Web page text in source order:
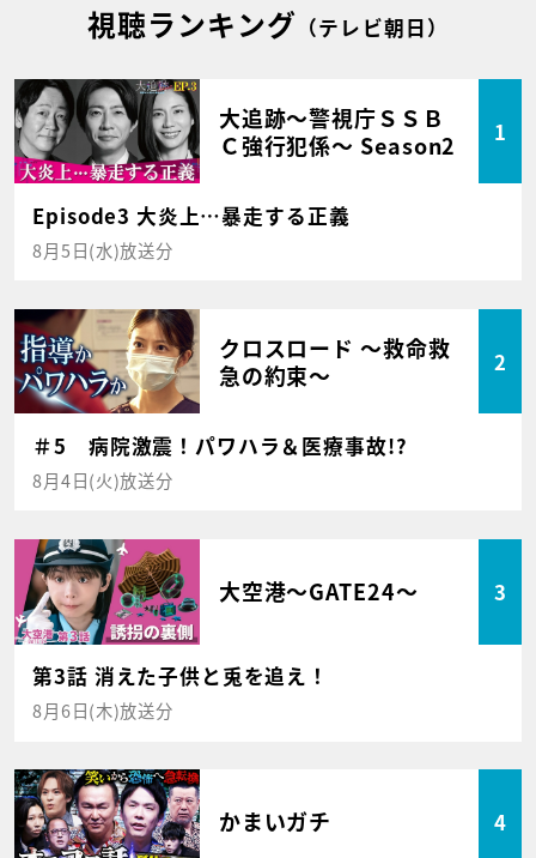
視聴ランキング （テレビ朝日）
大追跡～警視庁ＳＳＢ
Ｃ強行犯係～ Season2
1
Episode3 大炎上…暴走する正義
8月5日(水)放送分
クロスロード ～救命救
急の約束～
2
＃5 病院激震！パワハラ＆医療事故!?
8月4日(火)放送分
大空港～GATE24～ 3
第3話 消えた子供と兎を追え！
8月6日(木)放送分
かまいガチ 4